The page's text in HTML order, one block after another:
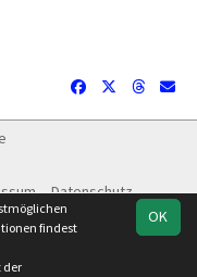
Datenschutz
OK
findest
der